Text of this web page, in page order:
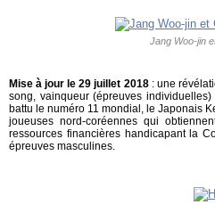
Jang Woo-jin
Mise à jour le 29 juillet 2018: une
song, vainqueur (épreuves
battu le numéro 11 mondial, le Japonais
joueuses nord-coréennes qui
ressources financières handicapant la
épreuves masculines.